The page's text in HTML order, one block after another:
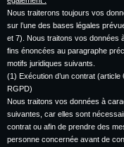
Nous traiterons toujours vos
sur l’une des bases légales
et 7). Nous traitons vos données
fins énoncées au paragraphe
motifs juridiques suivants.
(1) Exécution d’un contrat
RGPD)
Nous traitons vos données à
suivantes, car elles sont
contrat ou afin de prendre des
personne concernée avant de